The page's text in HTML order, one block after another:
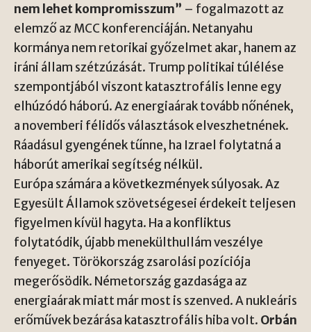
nem lehet kompromisszum” – fogalmazott az
elemző az MCC konferenciáján. Netanyahu
kormánya nem retorikai győzelmet akar, hanem az
iráni állam szétzúzását. Trump politikai túlélése
szempontjából viszont katasztrofális lenne egy
elhúzódó háború. Az energiaárak tovább nőnének,
a novemberi félidős választások elveszhetnének.
Ráadásul gyengének tűnne, ha Izrael folytatná a
háborút amerikai segítség nélkül.
Európa számára a következmények súlyosak. Az
Egyesült Államok szövetségesei érdekeit teljesen
figyelmen kívül hagyta. Ha a konfliktus
folytatódik, újabb menekülthullám veszélye
fenyeget. Törökország zsarolási pozíciója
megerősödik. Németország gazdasága az
energiaárak miatt már most is szenved. A nukleáris
erőművek bezárása katasztrofális hiba volt. Orbán